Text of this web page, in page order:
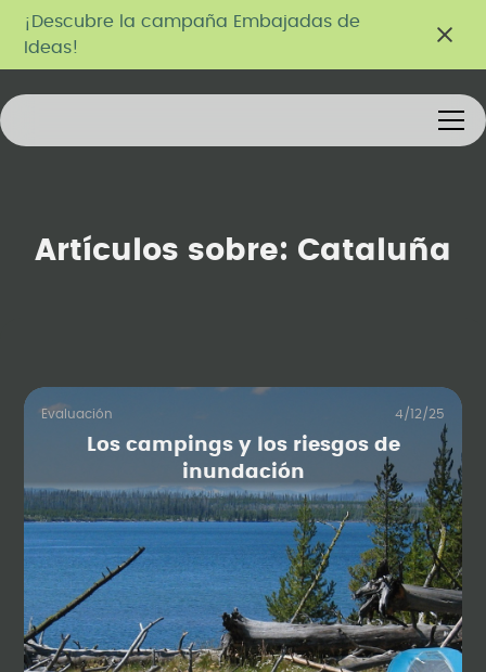
¡Descubre la campaña Embajadas de
Ideas!
Artículos sobre: Cataluña
Evaluación 4/12/25
Los campings y los riesgos de
inundación